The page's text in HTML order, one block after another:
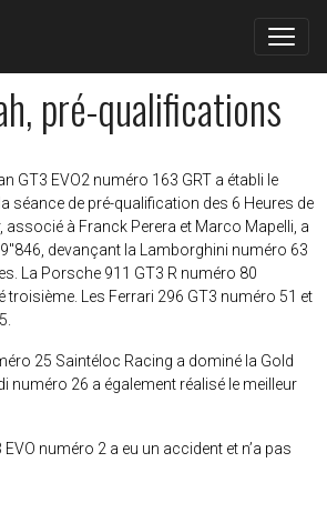
pré-qualifications
GT3 EVO2 numéro 163 GRT a établi le
séance de pré-qualification des 6 Heures de
associé à Franck Perera et Marco Mapelli, a
devançant la Lamborghini numéro 63
La Porsche 911 GT3 R numéro 80
troisième. Les Ferrari 296 GT3 numéro 51 et
25 Saintéloc Racing a dominé la Gold
numéro 26 a également réalisé le meilleur
EVO numéro 2 a eu un accident et n’a pas